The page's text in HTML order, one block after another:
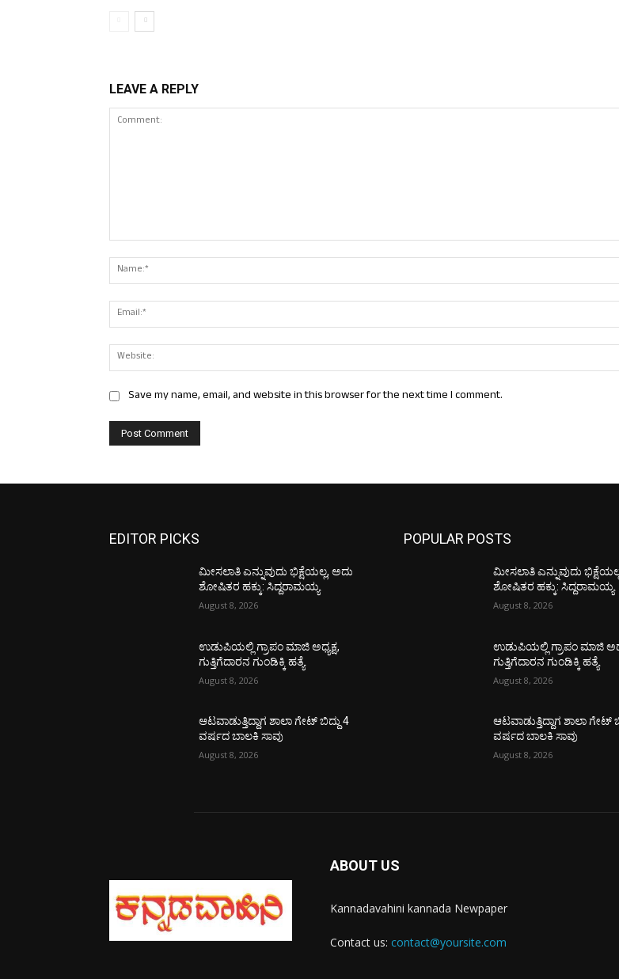
LEAVE A REPLY
Save my name, email, and website in this browser for the next time I comment.
EDITOR PICKS
ಮೀಸಲಾತಿ ಎನ್ನುವುದು ಭಿಕ್ಷೆಯಲ್ಲ, ಅದು
ಶೋಷಿತರ ಹಕ್ಕು: ಸಿದ್ದರಾಮಯ್ಯ
August 8, 2026
ಉಡುಪಿಯಲ್ಲಿ ಗ್ರಾಪಂ ಮಾಜಿ ಅಧ್ಯಕ್ಷ,
ಗುತ್ತಿಗೆದಾರನ ಗುಂಡಿಕ್ಕಿ ಹತ್ಯೆ
August 8, 2026
ಆಟವಾಡುತ್ತಿದ್ದಾಗ ಶಾಲಾ ಗೇಟ್‌ ಬಿದ್ದು 4
ವರ್ಷದ ಬಾಲಕಿ ಸಾವು
August 8, 2026
POPULAR POSTS
ಮೀಸಲಾತಿ ಎನ್ನುವುದು
ಶೋಷಿತರ ಹಕ್ಕು: ಸಿದ್ದರಾಮಯ್ಯ
August 8, 2026
ಉಡುಪಿಯಲ್ಲಿ ಗ್ರಾಪಂ ಮಾಜಿ
ಗುತ್ತಿಗೆದಾರನ ಗುಂಡಿಕ್ಕಿ ಹತ್ಯೆ
August 8, 2026
ಆಟವಾಡುತ್ತಿದ್ದಾಗ ಶಾಲಾ ಗೇಟ್‌
ವರ್ಷದ ಬಾಲಕಿ ಸಾವು
August 8, 2026
ABOUT US
Kannadavahini kannada Newpaper
Contact us: contact@yoursite.com